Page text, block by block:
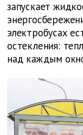
запускает
электробусах
остекления:
над каждым